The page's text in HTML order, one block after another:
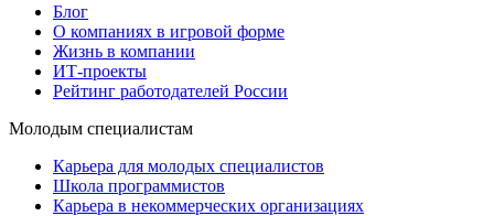
Блог
О компаниях в игровой форме
Жизнь в компании
ИТ-проекты
Рейтинг работодателей России
Молодым специалистам
Карьера для молодых специалистов
Школа программистов
Карьера в некоммерческих организациях